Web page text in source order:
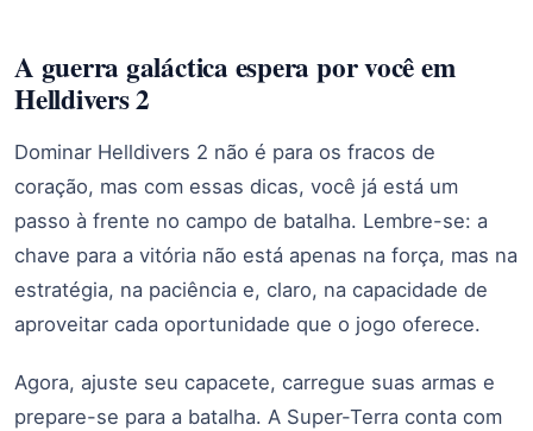
A guerra galáctica espera por você em
Helldivers 2
Dominar Helldivers 2 não é para os fracos de
coração, mas com essas dicas, você já está um
passo à frente no campo de batalha. Lembre-se: a
chave para a vitória não está apenas na força, mas na
estratégia, na paciência e, claro, na capacidade de
aproveitar cada oportunidade que o jogo oferece.
Agora, ajuste seu capacete, carregue suas armas e
prepare-se para a batalha. A Super-Terra conta com